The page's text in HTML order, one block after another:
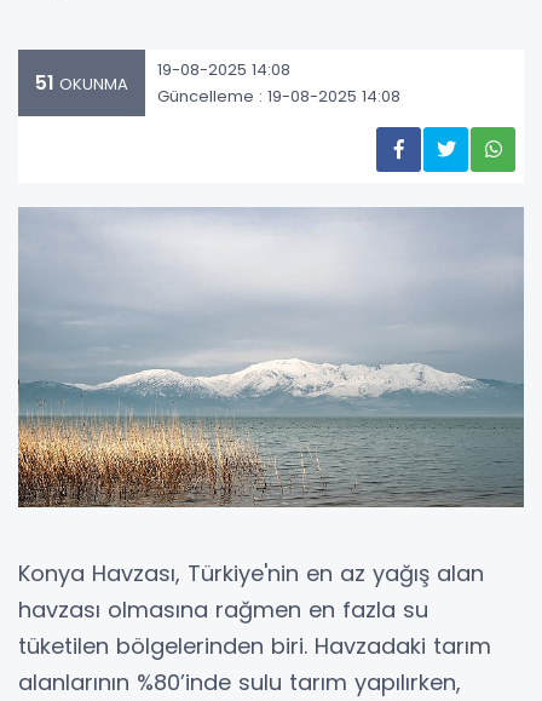
51 OKUNMA
19-08-2025 14:08
Güncelleme : 19-08-2025 14:08
Konya Havzası, Türkiye'nin en az yağış alan
havzası olmasına rağmen en fazla su
tüketilen bölgelerinden biri. Havzadaki tarım
alanlarının %80’inde sulu tarım yapılırken,